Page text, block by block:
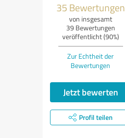
35 Bewertungen
von insgesamt
39 Bewertungen
veröffentlicht (90%)
Zur Echtheit der
Bewertungen
Jetzt bewerten
Profil teilen